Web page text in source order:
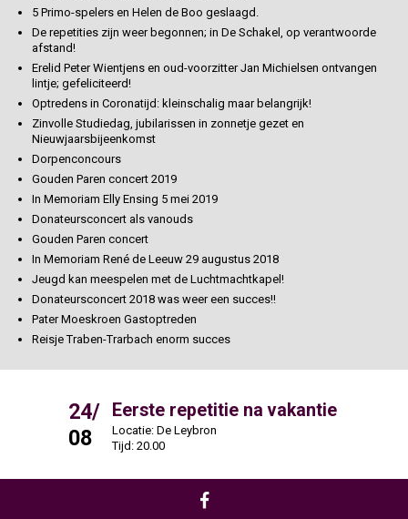
5 Primo-spelers en Helen de Boo geslaagd.
De repetities zijn weer begonnen; in De Schakel, op verantwoorde
afstand!
Erelid Peter Wientjens en oud-voorzitter Jan Michielsen ontvangen
lintje; gefeliciteerd!
Optredens in Coronatijd: kleinschalig maar belangrijk!
Zinvolle Studiedag, jubilarissen in zonnetje gezet en
Nieuwjaarsbijeenkomst
Dorpenconcours
Gouden Paren concert 2019
In Memoriam Elly Ensing 5 mei 2019
Donateursconcert als vanouds
Gouden Paren concert
In Memoriam René de Leeuw 29 augustus 2018
Jeugd kan meespelen met de Luchtmachtkapel!
Donateursconcert 2018 was weer een succes!!
Pater Moeskroen Gastoptreden
Reisje Traben-Trarbach enorm succes
24/
08
Eerste repetitie na vakantie
Locatie: De Leybron
Tijd: 20.00